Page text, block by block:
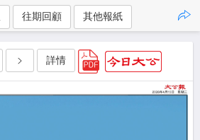
往期回顧 其他報紙
詳情